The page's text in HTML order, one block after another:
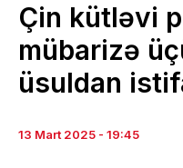
Çin kütləvi
mübarizə
üsuldan
13 Mart 2025 - 19:45